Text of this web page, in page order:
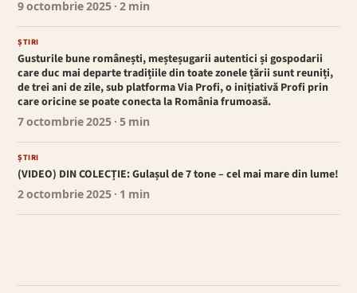
9 octombrie 2025 · 2 min
ȘTIRI
Gusturile bune românești, meșteșugarii autentici și gospodarii
care duc mai departe tradițiile din toate zonele țării sunt reuniți,
de trei ani de zile, sub platforma Via Profi, o inițiativă Profi prin
care oricine se poate conecta la România frumoasă.
7 octombrie 2025 · 5 min
ȘTIRI
(VIDEO) DIN COLECȚIE: Gulașul de 7 tone – cel mai mare din lume!
2 octombrie 2025 · 1 min